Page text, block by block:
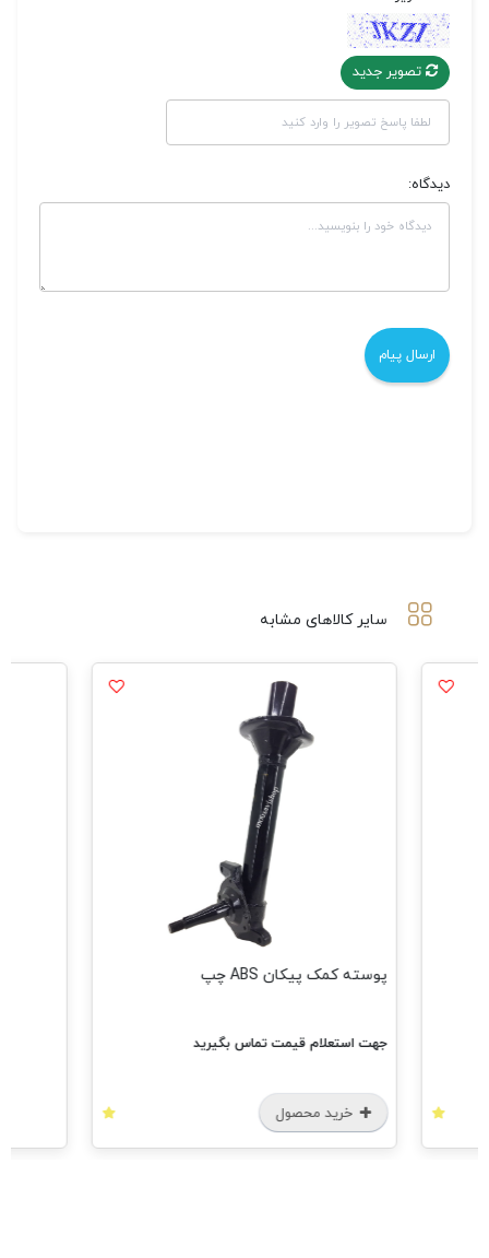
تصویر جدید
دیدگاه:
سایر کالاهای مشابه
پوسته کمک پیکان ABS چپ
جهت استعلام قیمت تماس بگیرید
خرید محصول